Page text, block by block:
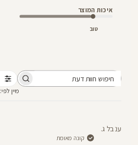
איכות המוצר
טוב
מיין לפי:
ענבל ג.
קונה מאומת